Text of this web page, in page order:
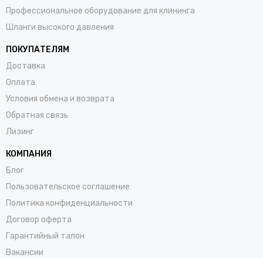
Профессиональное оборудование для клининга
Шланги высокого давления
ПОКУПАТЕЛЯМ
Доставка
Оплата
Условия обмена и возврата
Обратная связь
Лизинг
КОМПАНИЯ
Блог
Пользовательское соглашение
Политика конфиденциальности
Договор оферта
Гарантийный талон
Вакансии